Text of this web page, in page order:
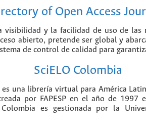
of Open Access
visibilidad y la facilidad de uso de las
abierto, pretende ser global y
de control de calidad para
SciELO Colombia
es una librería virtual para América
por FAPESP en el año de 1997
es gestionada por la